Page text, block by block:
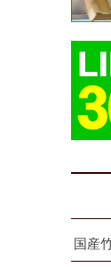
国産